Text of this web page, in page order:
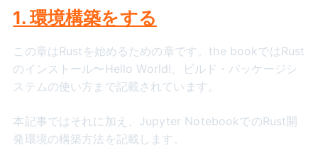
1. 環境構築をする
この章はRustを始めるための章です。the bookではRust
のインストール〜Hello World!、ビルド・パッケージシ
ステムの使い方まで記載されています。
本記事ではそれに加え、Jupyter NotebookでのRust開
発環境の構築方法を記載します。